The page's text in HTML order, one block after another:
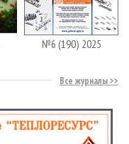
№6 (190) 2025
Все журналы